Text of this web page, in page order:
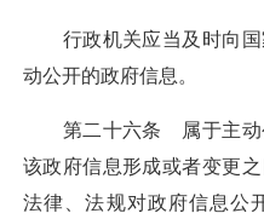
行政机关应当及时向国
动公开的政府信息。
第二十六条 属于主动
该政府信息形成或者变更
法律、法规对政府信息公